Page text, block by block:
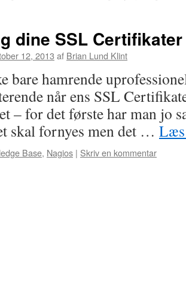
dine SSL
12, 2013 af Brian Lund Klint
bare hamrende
når ens SSL
– for det første har man jo
skal fornyes men det …
Base, Nagios | Skriv en kommentar